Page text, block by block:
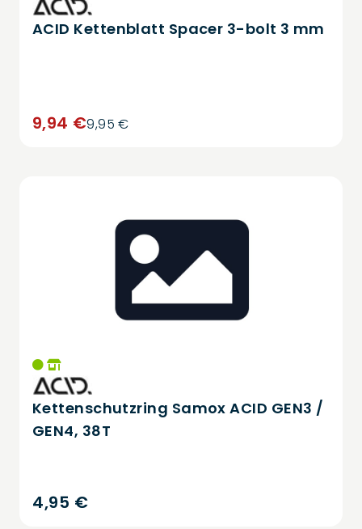
ACID Kettenblatt Spacer 3-bolt 3 mm
9,94 €9,95 €
Kettenschutzring Samox ACID GEN3 /
GEN4, 38T
4,95 €